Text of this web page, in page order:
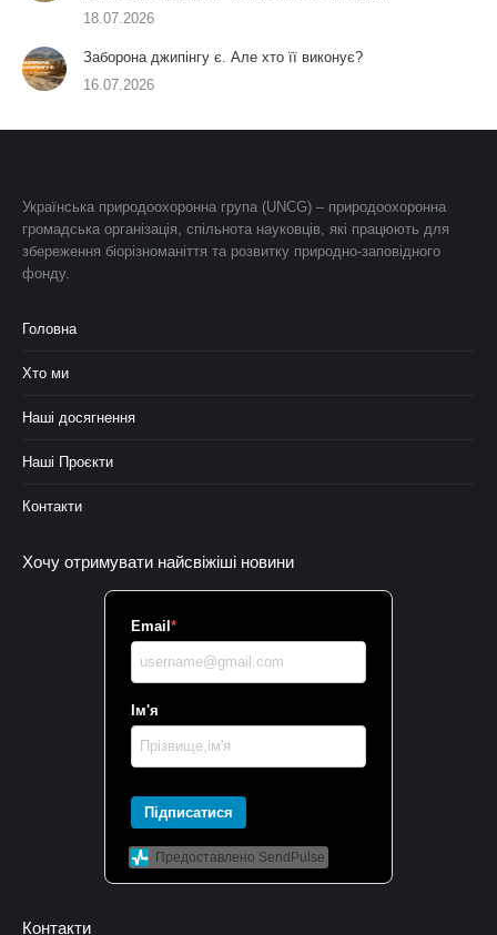
18.07.2026
Заборона джипінгу є. Але хто її виконує?
16.07.2026
Українська природоохоронна група (UNCG) – природоохоронна
громадська організація, спільнота науковців, які працюють для
збереження біорізноманіття та розвитку природно-заповідного
фонду.
Головна
Хто ми
Наші досягнення
Наші Проєкти
Контакти
Хочу отримувати найсвіжіші новини
Email *
Ім'я
Підписатися
Предоставлено SendPulse
Контакти